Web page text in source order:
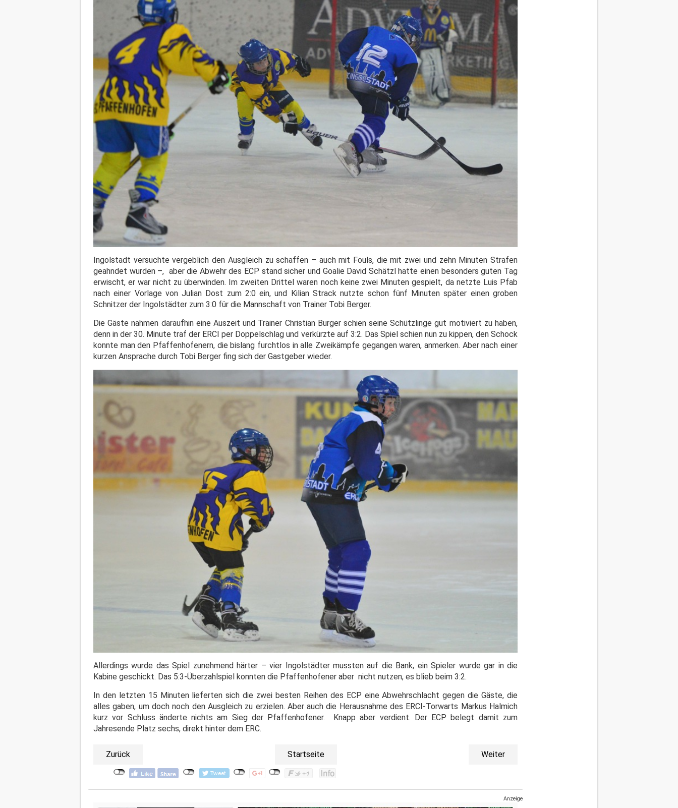
Ingolstadt versuchte vergeblich den Ausgleich zu schaffen – auch mit Fouls, die mit zwei und zehn Minuten Strafen
geahndet wurden –, aber die Abwehr des ECP stand sicher und Goalie David Schätzl hatte einen besonders guten Tag
erwischt, er war nicht zu überwinden. Im zweiten Drittel waren noch keine zwei Minuten gespielt, da netzte Luis Pfab
nach einer Vorlage von Julian Dost zum 2:0 ein, und Kilian Strack nutzte schon fünf Minuten später einen groben
Schnitzer der Ingolstädter zum 3:0 für die Mannschaft von Trainer Tobi Berger.
Die Gäste nahmen daraufhin eine Auszeit und Trainer Christian Burger schien seine Schützlinge gut motiviert zu haben,
denn in der 30. Minute traf der ERCI per Doppelschlag und verkürzte auf 3:2. Das Spiel schien nun zu kippen, den Schock
konnte man den Pfaffenhofenern, die bislang furchtlos in alle Zweikämpfe gegangen waren, anmerken. Aber nach einer
kurzen Ansprache durch Tobi Berger fing sich der Gastgeber wieder.
Allerdings wurde das Spiel zunehmend härter – vier Ingolstädter mussten auf die Bank, ein Spieler wurde gar in die
Kabine geschickt. Das 5:3-Überzahlspiel konnten die Pfaffenhofener aber nicht nutzen, es blieb beim 3:2.
In den letzten 15 Minuten lieferten sich die zwei besten Reihen des ECP eine Abwehrschlacht gegen die Gäste, die
alles gaben, um doch noch den Ausgleich zu erzielen. Aber auch die Herausnahme des ERCI-Torwarts Markus Halmich
kurz vor Schluss änderte nichts am Sieg der Pfaffenhofener. Knapp aber verdient. Der ECP belegt damit zum
Jahresende Platz sechs, direkt hinter dem ERC.
Zurück Startseite Weiter
Anzeige